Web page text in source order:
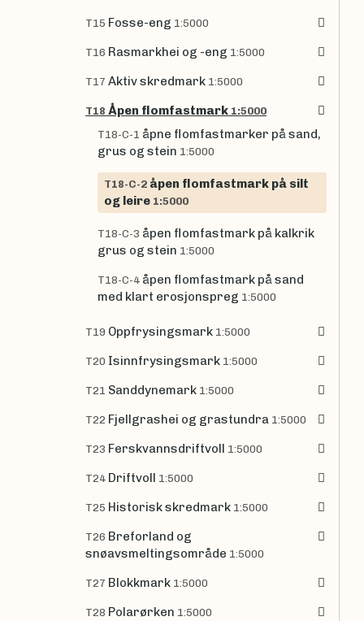
T15 Fosse-eng 1:5000
T16 Rasmarkhei og -eng 1:5000
T17 Aktiv skredmark 1:5000
T18 Åpen flomfastmark 1:5000
T18-C-1 åpne flomfastmarker på sand,
grus og stein 1:5000
T18-C-2 åpen flomfastmark på silt
og leire 1:5000
T18-C-3 åpen flomfastmark på kalkrik
grus og stein 1:5000
T18-C-4 åpen flomfastmark på sand
med klart erosjonspreg 1:5000
T19 Oppfrysingsmark 1:5000
T20 Isinnfrysingsmark 1:5000
T21 Sanddynemark 1:5000
T22 Fjellgrashei og grastundra 1:5000
T23 Ferskvannsdriftvoll 1:5000
T24 Driftvoll 1:5000
T25 Historisk skredmark 1:5000
T26 Breforland og
snøavsmeltingsområde 1:5000
T27 Blokkmark 1:5000
T28 Polarørken 1:5000